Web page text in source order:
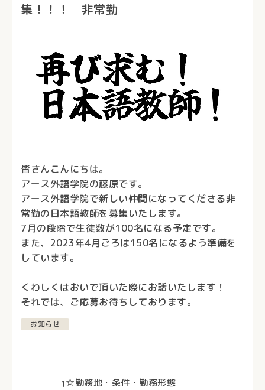
集！！！ 非常勤
皆さんこんにちは。
アース外語学院の藤原です。
アース外語学院で新しい仲間になってくださる非
常勤の日本語教師を募集いたします。
7月の段階で生徒数が100名になる予定です。
また、2023年4月ごろは150名になるよう準備を
しています。
くわしくはおいで頂いた際にお話いたします！
それでは、ご応募お待ちしております。
お知らせ
1☆勤務地・条件・勤務形態